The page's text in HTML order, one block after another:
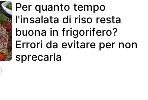
Per quanto tempo
l'insalata di riso resta
buona in frigorifero?
Errori da evitare per non
sprecarla